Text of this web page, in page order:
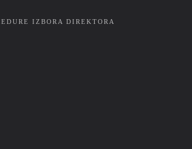
IZBORA DIREKTORA